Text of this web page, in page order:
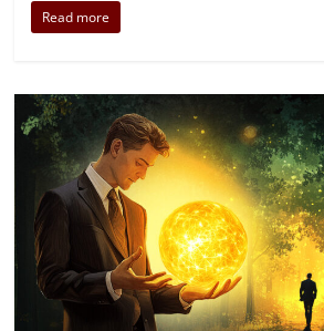
Read more